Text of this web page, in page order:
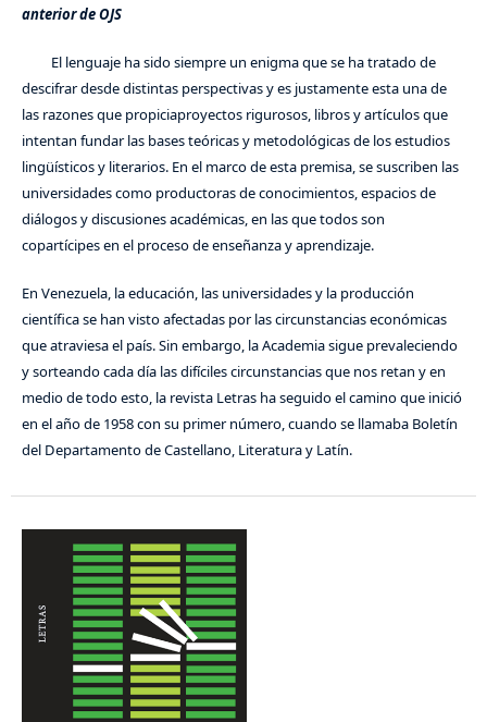
anterior de OJS
El lenguaje ha sido siempre un enigma que se ha tratado de
descifrar desde distintas perspectivas y es justamente esta una de
las razones que propiciaproyectos rigurosos, libros y artículos que
intentan fundar las bases teóricas y metodológicas de los estudios
lingüísticos y literarios. En el marco de esta premisa, se suscriben las
universidades como productoras de conocimientos, espacios de
diálogos y discusiones académicas, en las que todos son
copartícipes en el proceso de enseñanza y aprendizaje.
En Venezuela, la educación, las universidades y la producción
científica se han visto afectadas por las circunstancias económicas
que atraviesa el país. Sin embargo, la Academia sigue prevaleciendo
y sorteando cada día las difíciles circunstancias que nos retan y en
medio de todo esto, la revista Letras ha seguido el camino que inició
en el año de 1958 con su primer número, cuando se llamaba Boletín
del Departamento de Castellano, Literatura y Latín.